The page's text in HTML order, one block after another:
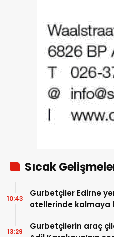
Sıcak
Gurbetçiler Edirne
otellerinde kalmaya
10:43
Gurbetçilerin araç
13:29